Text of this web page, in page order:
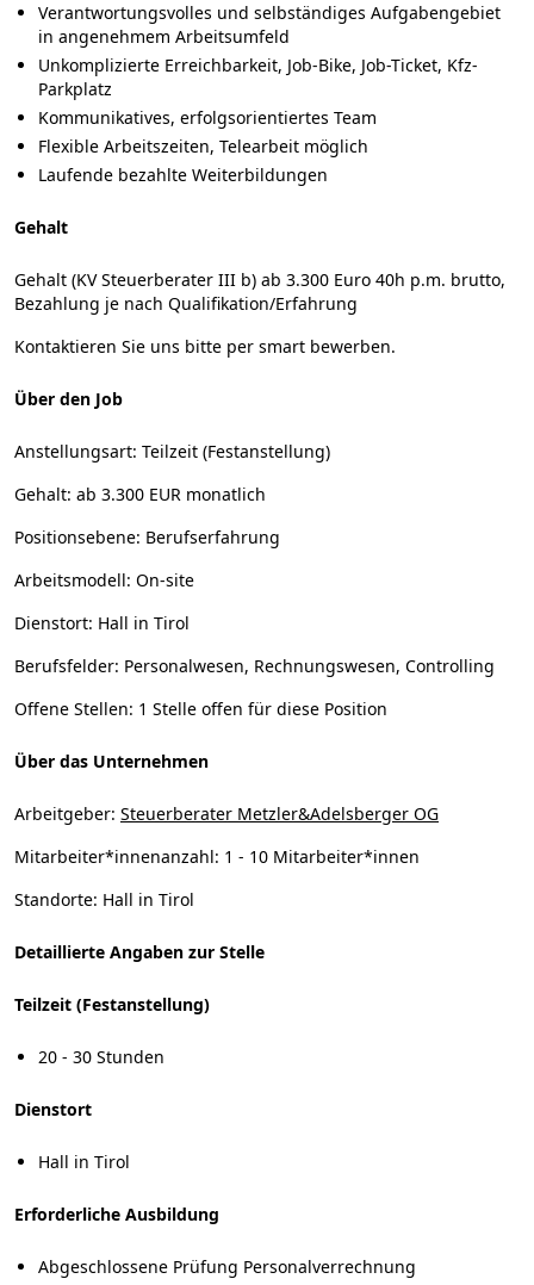
Verantwortungsvolles und selbständiges Aufgabengebiet
in angenehmem Arbeitsumfeld
Unkomplizierte Erreichbarkeit, Job-Bike, Job-Ticket, Kfz-
Parkplatz
Kommunikatives, erfolgsorientiertes Team
Flexible Arbeitszeiten, Telearbeit möglich
Laufende bezahlte Weiterbildungen
Gehalt
Gehalt (KV Steuerberater III b) ab 3.300 Euro 40h p.m. brutto,
Bezahlung je nach Qualifikation/Erfahrung
Kontaktieren Sie uns bitte per smart bewerben.
Über den Job
Anstellungsart: Teilzeit (Festanstellung)
Gehalt: ab 3.300 EUR monatlich
Positionsebene: Berufserfahrung
Arbeitsmodell: On-site
Dienstort: Hall in Tirol
Berufsfelder: Personalwesen, Rechnungswesen, Controlling
Offene Stellen: 1 Stelle offen für diese Position
Über das Unternehmen
Arbeitgeber: Steuerberater Metzler&Adelsberger OG
Mitarbeiter*innenanzahl: 1 - 10 Mitarbeiter*innen
Standorte: Hall in Tirol
Detaillierte Angaben zur Stelle
Teilzeit (Festanstellung)
20 - 30 Stunden
Dienstort
Hall in Tirol
Erforderliche Ausbildung
Abgeschlossene Prüfung Personalverrechnung